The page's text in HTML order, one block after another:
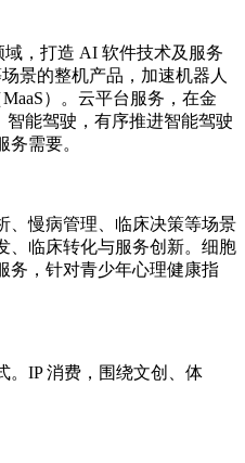
，打造 AI 软件技术及服务
景的整机产品，加速机器人
）。云平台服务，在金
能驾驶，有序推进智能驾驶
需要。
、慢病管理、临床决策等场景
、临床转化与服务创新。细胞
务，针对青少年心理健康指
。IP 消费，围绕文创、体